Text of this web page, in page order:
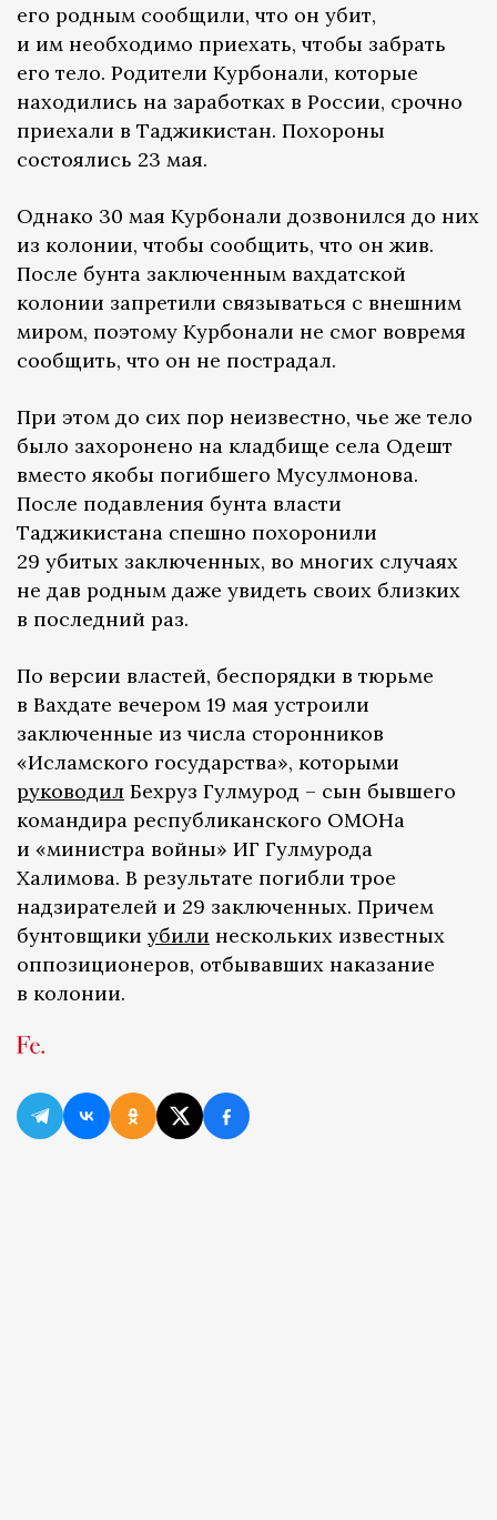
его родным сообщили, что он убит,
и им необходимо приехать, чтобы забрать
его тело. Родители Курбонали, которые
находились на заработках в России, срочно
приехали в Таджикистан. Похороны
состоялись 23 мая.
Однако 30 мая Курбонали дозвонился до них
из колонии, чтобы сообщить, что он жив.
После бунта заключенным вахдатской
колонии запретили связываться с внешним
миром, поэтому Курбонали не смог вовремя
сообщить, что он не пострадал.
При этом до сих пор неизвестно, чье же тело
было захоронено на кладбище села Одешт
вместо якобы погибшего Мусулмонова.
После подавления бунта власти
Таджикистана спешно похоронили
29 убитых заключенных, во многих случаях
не дав родным даже увидеть своих близких
в последний раз.
По версии властей, беспорядки в тюрьме
в Вахдате вечером 19 мая устроили
заключенные из числа сторонников
«Исламского государства», которыми
руководил Бехруз Гулмурод – сын бывшего
командира республиканского ОМОНа
и «министра войны» ИГ Гулмурода
Халимова. В результате погибли трое
надзирателей и 29 заключенных. Причем
бунтовщики убили нескольких известных
оппозиционеров, отбывавших наказание
в колонии.